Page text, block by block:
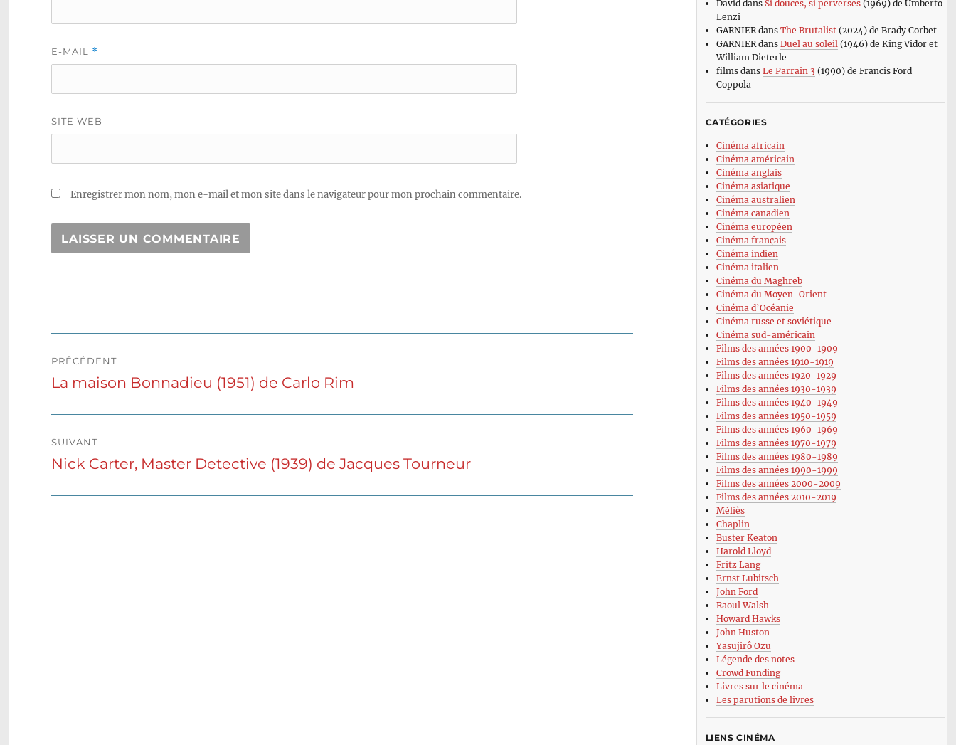
E-MAIL *
SITE WEB
Enregistrer mon nom, mon e-mail et mon site dans le navigateur pour mon prochain commentaire.
de
PRÉCÉDENT
Publication
La maison Bonnadieu (1951) de Carlo Rim
SUIVANT
Publication
Nick Carter, Master Detective (1939) de Jacques Tourneur
David dans Si douces, si perverses(1969) de Umberto
Lenzi
GARNIERdans The Brutalist(2024) de Brady Corbet
GARNIERdans Duel au soleil (1946) de King Vidor et
William Dieterle
filmsdans Le Parrain 3 (1990) de Francis Ford
Coppola
CATÉGORIES
Cinéma africain
Cinéma américain
Cinéma anglais
Cinéma asiatique
Cinéma australien
Cinéma canadien
Cinéma européen
Cinéma français
Cinéma indien
Cinéma italien
Cinéma du Maghreb
Cinéma du Moyen-Orient
Cinéma d’Océanie
Cinéma russe et soviétique
Cinéma sud-américain
Films des années 1900-1909
Films des années 1910-1919
Films des années 1920-1929
Films des années 1930-1939
Films des années 1940-1949
Films des années 1950-1959
Films des années 1960-1969
Films des années 1970-1979
Films des années 1980-1989
Films des années 1990-1999
Films des années 2000-2009
Films des années 2010-2019
Méliès
Chaplin
Buster Keaton
Harold Lloyd
Fritz Lang
Ernst Lubitsch
John Ford
Raoul Walsh
Howard Hawks
John Huston
Yasujirô Ozu
Légende des notes
Crowd Funding
Livres sur le cinéma
Les parutions de livres
LIENS CINÉMA